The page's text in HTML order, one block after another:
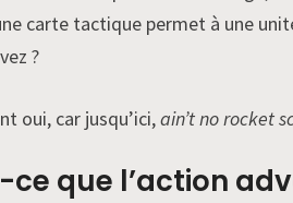
carte tactique permet à une
?
oui, car jusqu’ici,ain’t no rocket
ce que l’action